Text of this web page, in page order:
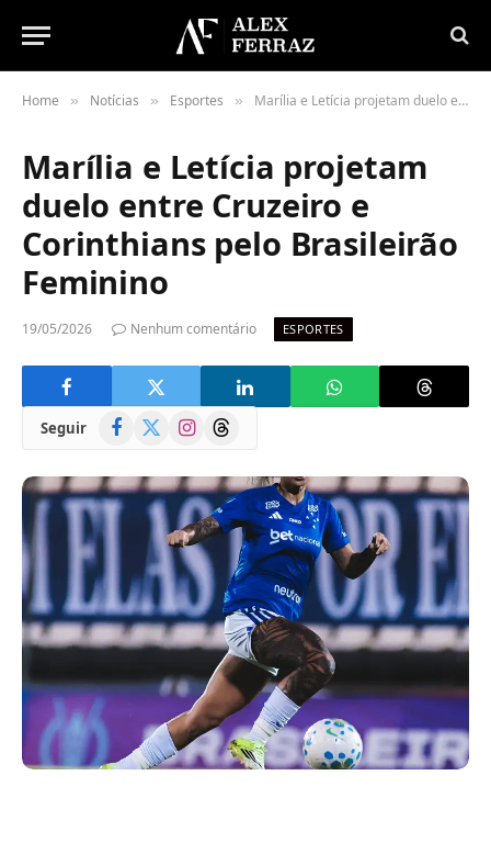
Home » Notícias » Esportes » Marília e Letícia projetam duelo entre Cruzeiro e Corinthians pelo Brasileirão Feminino
Marília e Letícia projetam
duelo entre Cruzeiro e
Corinthians pelo Brasileirão
Feminino
19/05/2026 Nenhum comentário ESPORTES
Seguir Facebook
(Twitter)
InstagramThreads